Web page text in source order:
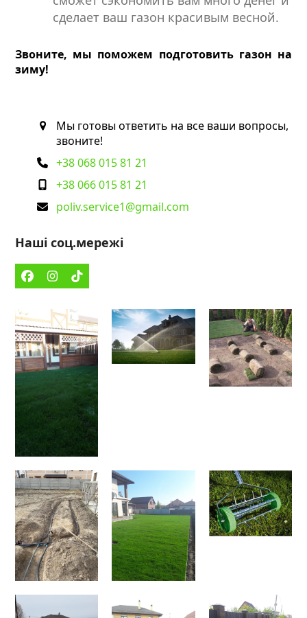
сделает ваш газон красивым весной.
Звоните, мы поможем подготовить газон на
зиму!
Мы готовы ответить на все ваши вопросы,
звоните!
+38 068 015 81 21
+38 066 015 81 21
poliv.service1@gmail.com
Наші соц.мережі
Facebook
Instagram
Tiktok